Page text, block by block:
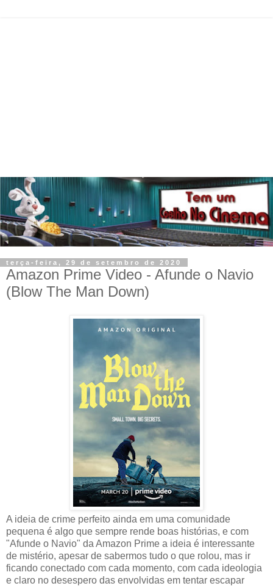
terça-feira, 29 de setembro de 2020
Amazon Prime Video - Afunde o Navio
(Blow The Man Down)
A ideia de crime perfeito ainda em uma comunidade
pequena é algo que sempre rende boas histórias, e com
"Afunde o Navio" da Amazon Prime a ideia é interessante
de mistério, apesar de sabermos tudo o que rolou, mas ir
ficando conectado com cada momento, com cada ideologia
e claro no desespero das envolvidas em tentar escapar